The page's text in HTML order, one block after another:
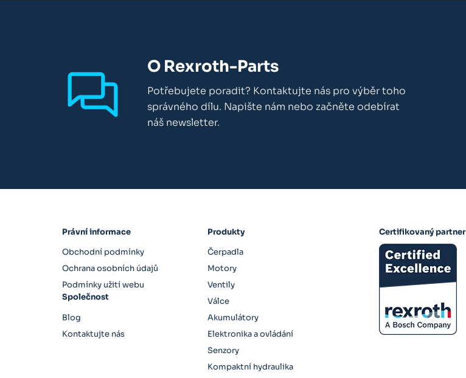
O Rexroth-Parts
Potřebujete poradit? Kontaktujte nás pro výběr toho
správného dílu. Napište nám nebo začněte odebírat
náš newsletter.
Právní informace
Obchodní podmínky
Ochrana osobních údajů
Podmínky užití webu
Společnost
Blog
Kontaktujte nás
Produkty
Čerpadla
Motory
Ventily
Válce
Akumulátory
Elektronika a ovládání
Senzory
Kompaktní hydraulika
Certifikovaný partner